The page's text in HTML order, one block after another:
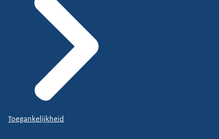
Toegankelijkheid